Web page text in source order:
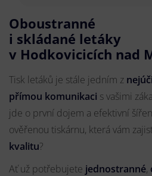
Oboustranné
i skládané letáky
v Hodkovicicích nad
Tisk letáků je stále jedním z
přímou komunikaci s vašimi
jde o první dojem a efektivní
ověřenou tiskárnu, která vám
kvalitu?
Ať už potřebujete jednostranné,